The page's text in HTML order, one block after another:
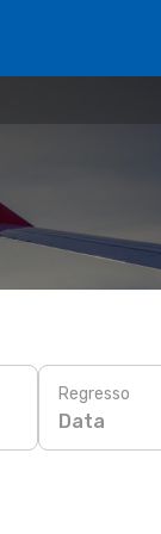
Regresso
Data